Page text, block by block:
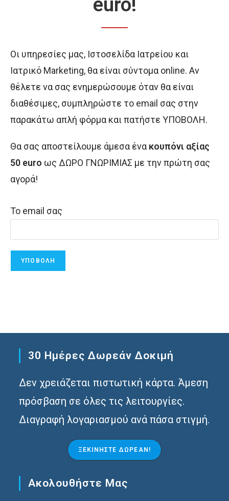
euro!
Οι υπηρεσίες μας, Ιστοσελίδα Ιατρείου και
Ιατρικό Marketing, θα είναι σύντομα online. Αν
θέλετε να σας ενημερώσουμε όταν θα είναι
διαθέσιμες, συμπληρώστε το email σας στην
παρακάτω απλή φόρμα και πατήστε ΥΠΟΒΟΛΗ.
Θα σας αποστείλουμε άμεσα ένα κουπόνι αξίας
50 euro ως ΔΩΡΟ ΓΝΩΡΙΜΙΑΣ με την πρώτη σας
αγορά!
Το email σας
30 Ημέρες Δωρεάν Δοκιμή
Δεν χρειάζεται πιστωτική κάρτα. Άμεση
πρόσβαση σε όλες τις λειτουργίες.
Διαγραφή λογαριασμού ανά πάσα στιγμή.
ΞΕΚΙΝΉΣΤΕ ΔΩΡΕΆΝ!
Ακολουθήστε Μας